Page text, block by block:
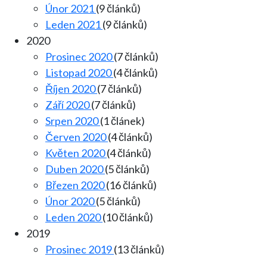
Únor 2021(9 článků)
Leden 2021(9 článků)
2020
Prosinec 2020(7 článků)
Listopad 2020(4 článků)
Říjen 2020(7 článků)
Září 2020(7 článků)
Srpen 2020(1 článek)
Červen 2020(4 článků)
Květen 2020(4 článků)
Duben 2020(5 článků)
Březen 2020(16 článků)
Únor 2020(5 článků)
Leden 2020(10 článků)
2019
Prosinec 2019(13 článků)